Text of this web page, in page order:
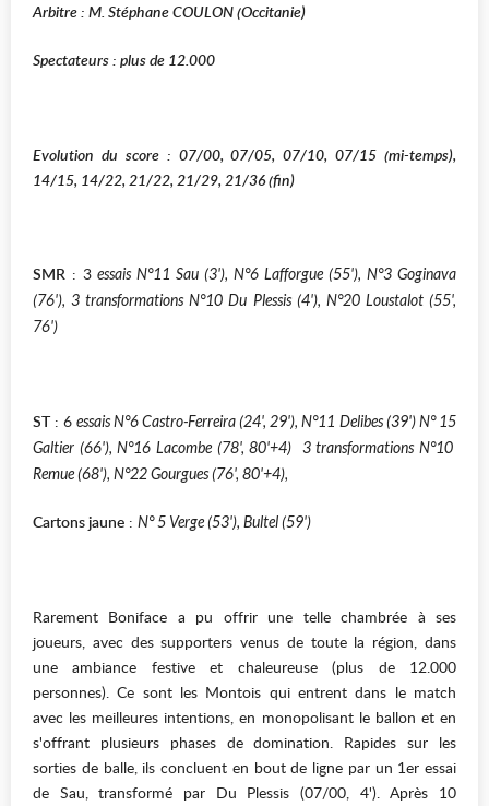
Arbitre : M. Stéphane COULON (Occitanie)
Spectateurs : plus de 12.000
Evolution du score : 07/00, 07/05, 07/10, 07/15 (mi-temps),
14/15, 14/22, 21/22, 21/29, 21/36 (fin)
SMR : 3 essais N°11 Sau (3'), N°6 Lafforgue (55'), N°3 Goginava
(76'), 3 transformations N°10 Du Plessis (4'), N°20 Loustalot (55',
76')
ST: 6 essais N°6 Castro-Ferreira (24', 29'), N°11 Delibes (39') N° 15
Galtier (66'), N°16 Lacombe (78', 80'+4) 3 transformations N°10
Remue (68'), N°22 Gourgues (76', 80'+4),
Cartons jaune : N° 5 Verge (53'), Bultel (59')
Rarement Boniface a pu offrir une telle chambrée à ses
joueurs, avec des supporters venus de toute la région, dans
une ambiance festive et chaleureuse (plus de 12.000
personnes). Ce sont les Montois qui entrent dans le match
avec les meilleures intentions, en monopolisant le ballon et en
s'offrant plusieurs phases de domination. Rapides sur les
sorties de balle, ils concluent en bout de ligne par un 1er essai
de Sau, transformé par Du Plessis (07/00, 4'). Après 10